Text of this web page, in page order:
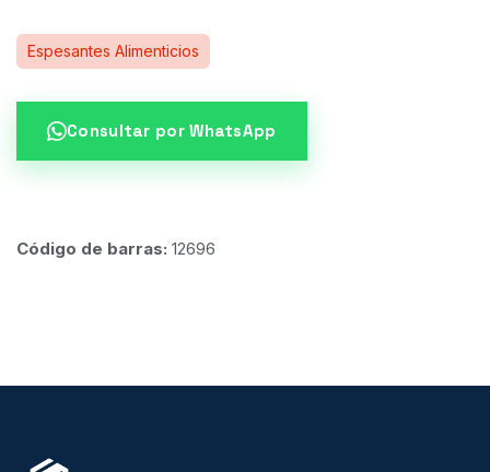
Espesantes Alimenticios
Consultar por WhatsApp
Código de barras: 12696